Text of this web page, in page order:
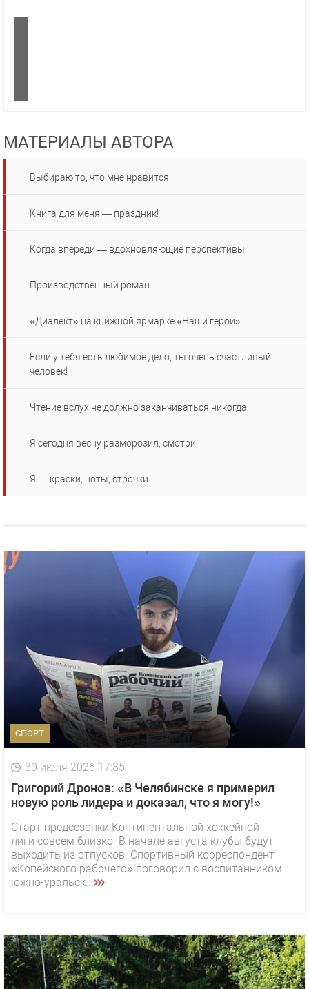
МАТЕРИАЛЫ АВТОРА
Выбираю то, что мне нравится
Книга для меня — праздник!
Когда впереди — вдохновляющие перспективы
Производственный роман
«Диалект» на книжной ярмарке «Наши герои»
Если у тебя есть любимое дело, ты очень счастливый
человек!
Чтение вслух не должно заканчиваться никогда
Я сегодня весну разморозил, смотри!
Я — краски, ноты, строчки
СПОРТ
30 июля 2026 17:35
Григорий Дронов: «В Челябинске я примерил
новую роль лидера и доказал, что я могу!»
Старт предсезонки Континентальной хоккейной
лиги совсем близко. В начале августа клубы будут
выходить из отпусков. Спортивный корреспондент
«Копейского рабочего» поговорил с воспитанником
южно-уральск...